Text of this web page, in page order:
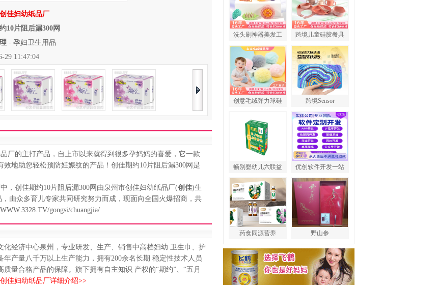
佳妇幼纸品厂
10片阻后漏300网
- 孕妇卫生用品
29 11:47:04
的主打产品，自上市以来就得到很多孕妈妈的喜爱，它一款
地助您轻松预防妊娠纹的产品！创佳期约10片阻后漏300网是
创佳期约10片阻后漏300网由泉州市创佳妇幼纸品厂(创佳)生
由众多育儿专家共同研究努力而成，现面向全国火爆招商，共
gongsi/chuangjia/
经济中心泉州，专业研发、生产、销售中高档妇幼 卫生巾、护
产量八千万以上生产能力，拥有200余名长期 稳定性技术人员
量合格产品的保障。旗下拥有自主知识 产权的“期约”、“五月
佳妇幼纸品厂详细介绍>>
洗头刷神器美发工 跨境儿童硅胶餐具
创意毛绒弹力球硅 跨境Sensor
畅别婴幼儿六联益 优创软件开发一站
药食同源营养 野山参